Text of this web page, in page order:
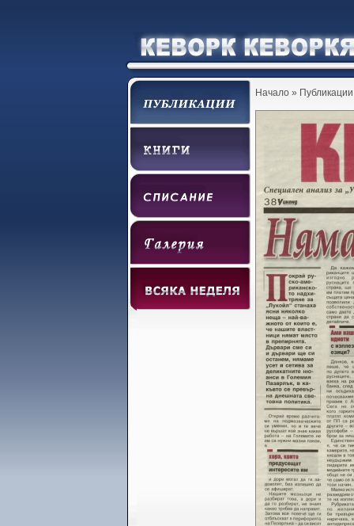
Начало» Публикации